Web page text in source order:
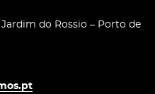
do Rossio – Porto de